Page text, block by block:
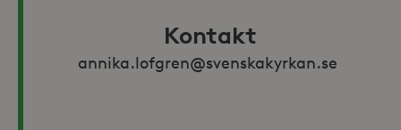
Kontakt
annika.lofgren@svenskakyrkan.se